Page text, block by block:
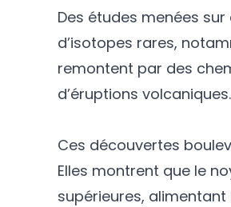
Des études menées
d’isotopes rares,
remontent par des
d’éruptions volcaniques.
Ces découvertes
Elles montrent que le
supérieures,